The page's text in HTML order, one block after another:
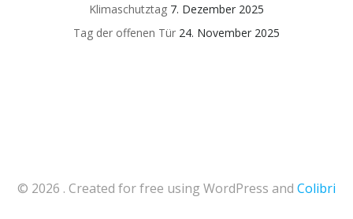
Klimaschutztag 7. Dezember 2025
Tag der offenen Tür 24. November 2025
© 2026 . Created for free using WordPress and Colibri